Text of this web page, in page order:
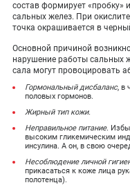
состав формирует «пробку»
сальных желез. При
точка окрашивается в
Основной причиной
нарушение работы сальных
сала могут провоцировать
Гормональный дисбаланс, в
половых гормонов.
Жирный тип кожи.
Неправильное питание.
высоким гликемическим
инсулина. А он, в свою
Несоблюдение личной
прикасаться к коже лица
полотенца).